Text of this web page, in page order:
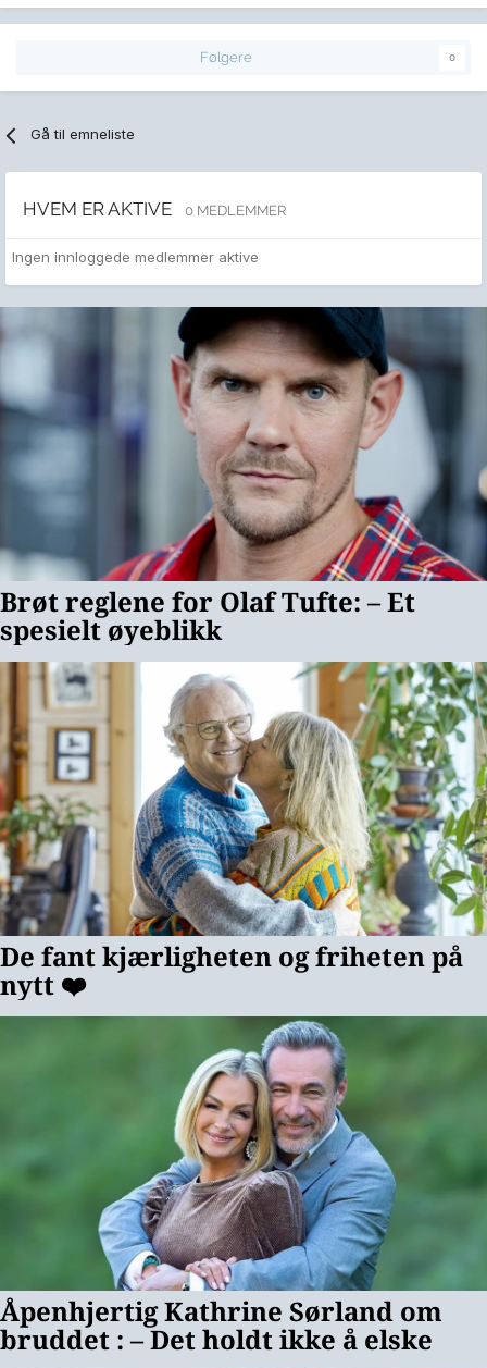
Følgere 0
Gå til emneliste
HVEM ER AKTIVE 0 MEDLEMMER
Ingen innloggede medlemmer aktive